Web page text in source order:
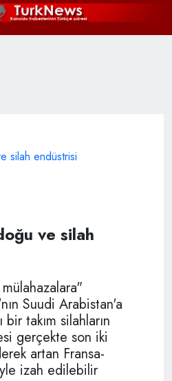
ve silah
Suudi Arabistan'a
bir takım silahların
gerçekte son iki
artan Fransa-
izah edilebilir